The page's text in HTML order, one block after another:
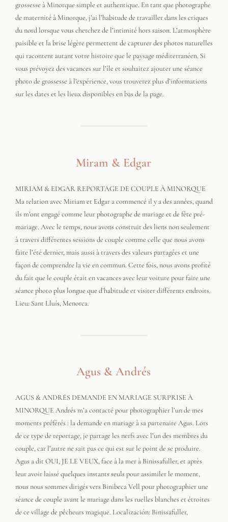
grossesse à Minorque simple et authentique. En tant que photographe
de maternité à Minorque, j’ai l’habitude de travailler dans les criques
du nord lorsque vous cherchez de l’intimité hors saison. L’atmosphère
paisible et la brise légère permettent de capturer des photos naturelles
qui racontent autant votre histoire que le paysage méditerranéen. Si
vous prévoyez des vacances sur l’île et souhaitez ajouter une séance
photo de grossesse à l’expérience, vous trouverez plus d’informations
sur les dates et les lieux disponibles en bas de la page.
Miram & Edgar
MIRIAM & EDGAR REPORTAGE DE COUPLE À MINORQUE
Ma relation avec Miriam et Edgar a commencé il y a des années, quand
ils m’ont engagé comme leur photographe de mariage et de fête pré-
mariage. Avec le temps, nous avons construit des liens non seulement
à travers différentes sessions de couple comme celle que nous avons
faite l’été dernier, mais aussi à travers des valeurs partagées et une
façon de comprendre la vie en commun. Cette fois, nous avons profité
du fait que le couple était en vacances avec leur voiture pour faire une
séance photo plus longue que d’habitude et visiter différents endroits.
Lieu: Sant Lluís, Menorca.
Agus & Andrés
AGUS & ANDRÉS DEMANDE EN MARIAGE SURPRISE À
MINORQUE Andrés m’a contacté pour photographier l’un de mes
moments préférés : la demande en mariage à sa partenaire Agus. Lors
de ce type de reportage, je partage les nerfs avec l’un des membres du
couple, car l’autre ne sait pas ce qui est sur le point de se produire.
Agus a dit OUI, JE LE VEUX, face à la mer à Binissafuller, et après
leur avoir laissé quelques instants seuls pour assimiler le moment,
nous nous sommes dirigés vers Binibeca Vell pour photographier une
séance de couple avant le mariage dans les ruelles blanches et étroites
de ce village de pêcheurs magique. Localización: Binissafuller,